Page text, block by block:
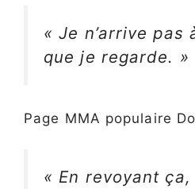
« Je n’arrive pas
que je regarde. »
Page MMA populaire
« En revoyant